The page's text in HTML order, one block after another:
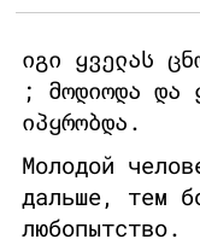
იგი ყველას
; მოდიოდა და
იპყრობდა.
Молодой
дальше, тем
любопытство.